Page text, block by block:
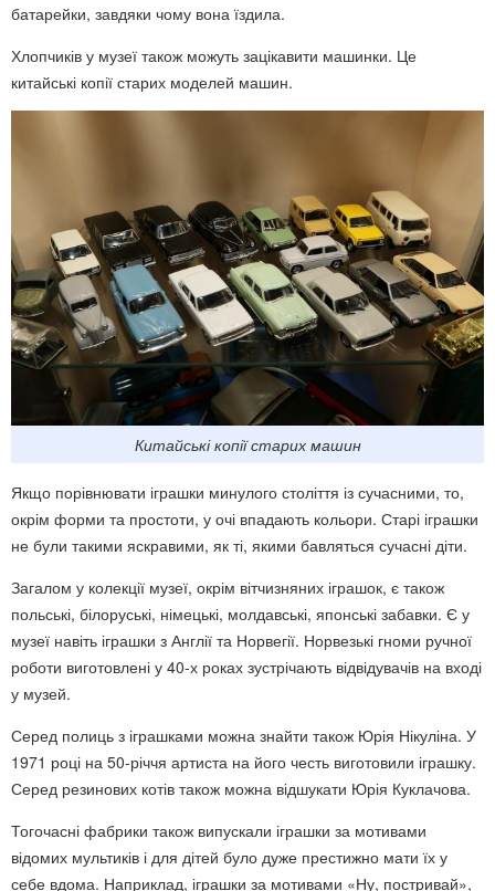
батарейки, завдяки чому вона їздила.
Хлопчиків у музеї також можуть зацікавити машинки. Це
китайські копії старих моделей машин.
Китайські копії старих машин
Якщо порівнювати іграшки минулого століття із сучасними, то,
окрім форми та простоти, у очі впадають кольори. Старі іграшки
не були такими яскравими, як ті, якими бавляться сучасні діти.
Загалом у колекції музеї, окрім вітчизняних іграшок, є також
польські, білоруські, німецькі, молдавські, японські забавки. Є у
музеї навіть іграшки з Англії та Норвегії. Норвезькі гноми ручної
роботи виготовлені у 40-х роках зустрічають відвідувачів на вході
у музей.
Серед полиць з іграшками можна знайти також Юрія Нікуліна. У
1971 році на 50-річчя артиста на його честь виготовили іграшку.
Серед резинових котів також можна відшукати Юрія Куклачова.
Тогочасні фабрики також випускали іграшки за мотивами
відомих мультиків і для дітей було дуже престижно мати їх у
себе вдома. Наприклад, іграшки за мотивами «Ну, постривай»,